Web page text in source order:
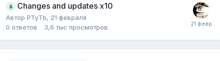
Changes and updates x10
Автор PTyTb, 21 февраля
0 ответов 3,6 тыс просмотров